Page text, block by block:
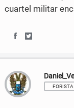
o r
o
F
a
c
e
o
T
w
i
t
cuartel militar
a
r
a
r
FORISTA